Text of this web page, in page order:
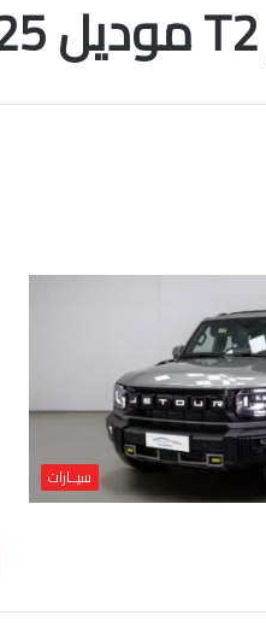
سيــارات